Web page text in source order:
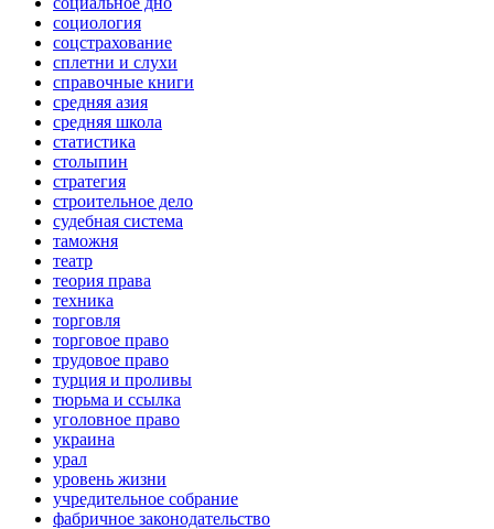
социология
соцстрахование
сплетни и слухи
справочные книги
средняя азия
средняя школа
статистика
столыпин
стратегия
строительное дело
судебная система
таможня
театр
теория права
техника
торговля
торговое право
трудовое право
турция и проливы
тюрьма и ссылка
уголовное право
украина
урал
уровень жизни
учредительное собрание
фабричное законодательство